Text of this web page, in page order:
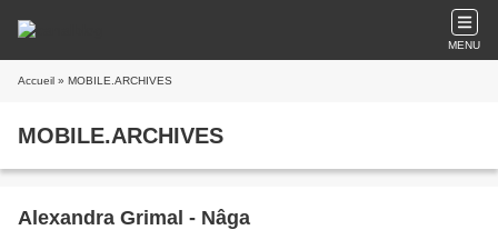
MENU
Accueil » MOBILE.ARCHIVES
MOBILE.ARCHIVES
Alexandra Grimal - Nâga